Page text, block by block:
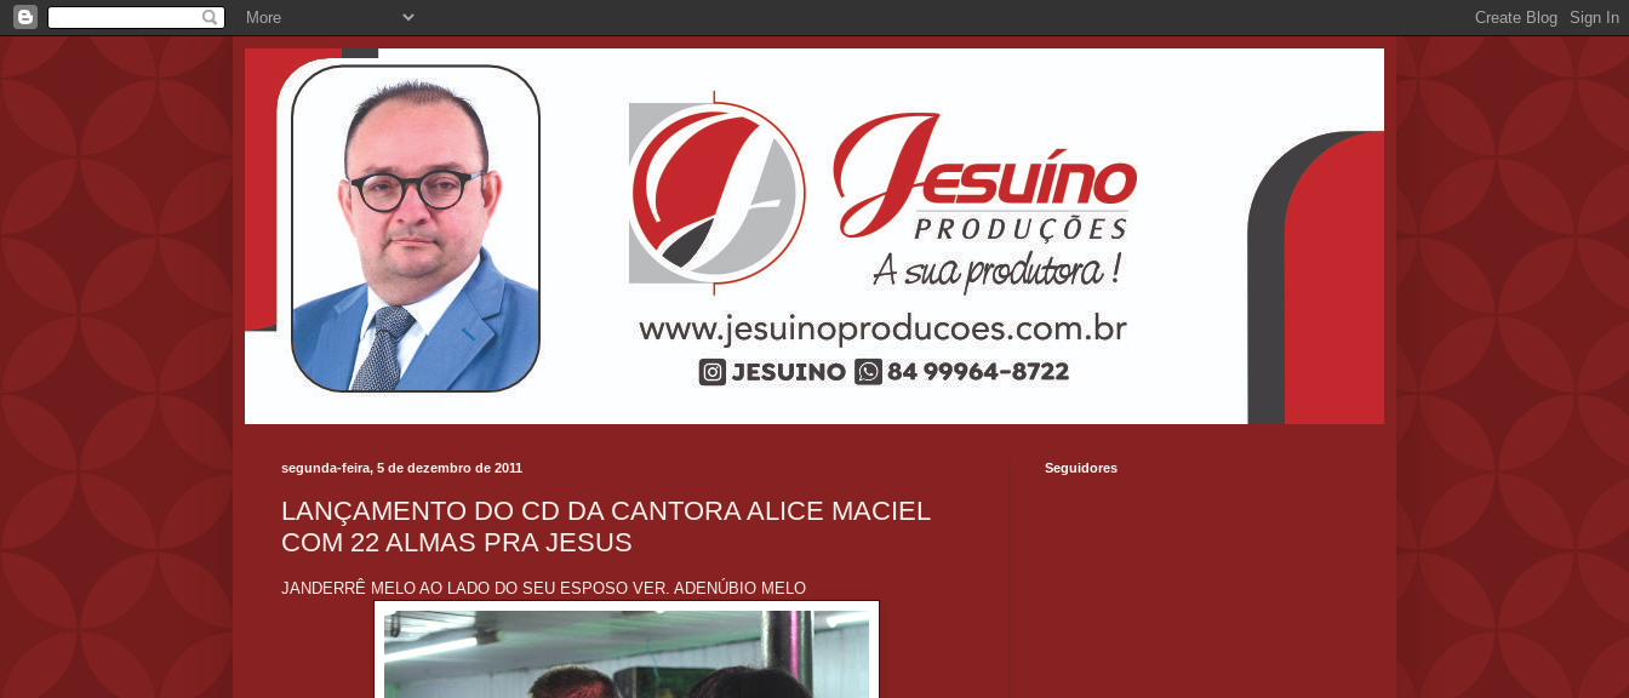
segunda-feira, 5 de dezembro de 2011
LANÇAMENTO DO CD DA CANTORA ALICE MACIEL
COM 22 ALMAS PRA JESUS
JANDERRÊ MELO AO LADO DO SEU ESPOSO VER. ADENÚBIO MELO
Seguidores